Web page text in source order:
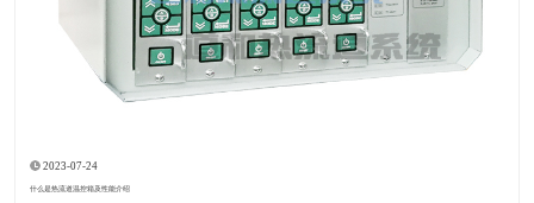
2023-07-24
什么是热流道温控箱及性能介绍